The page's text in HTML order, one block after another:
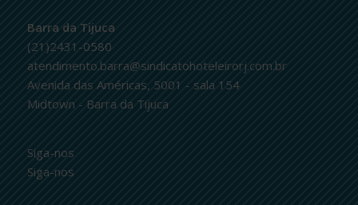
Barra da Tijuca
(21)2431-0580
atendimento.barra@sindicatohoteleirorj.com.br
Avenida das Américas, 5001 - sala 154
Midtown - Barra da Tijuca
Siga-nos
Siga-nos